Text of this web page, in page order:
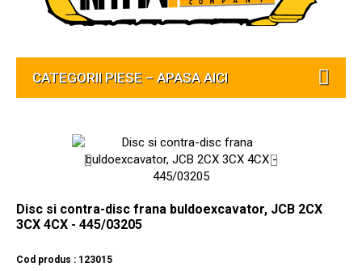
CATEGORII PIESE – APASA AICI
Disc si contra-disc frana buldoexcavator, JCB 2CX
3CX 4CX - 445/03205
Cod produs : 123015